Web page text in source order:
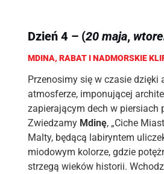
Dzień 4 – (20 maja,
MDINA, RABAT I NADMORSKIE
Przenosimy się w czasie dzięki
atmosferze, imponującej
zapierającym dech w piersiach
Zwiedzamy Mdinę, „Ciche
Malty, będącą labiryntem
miodowym kolorze, gdzie
strzegą wieków historii.